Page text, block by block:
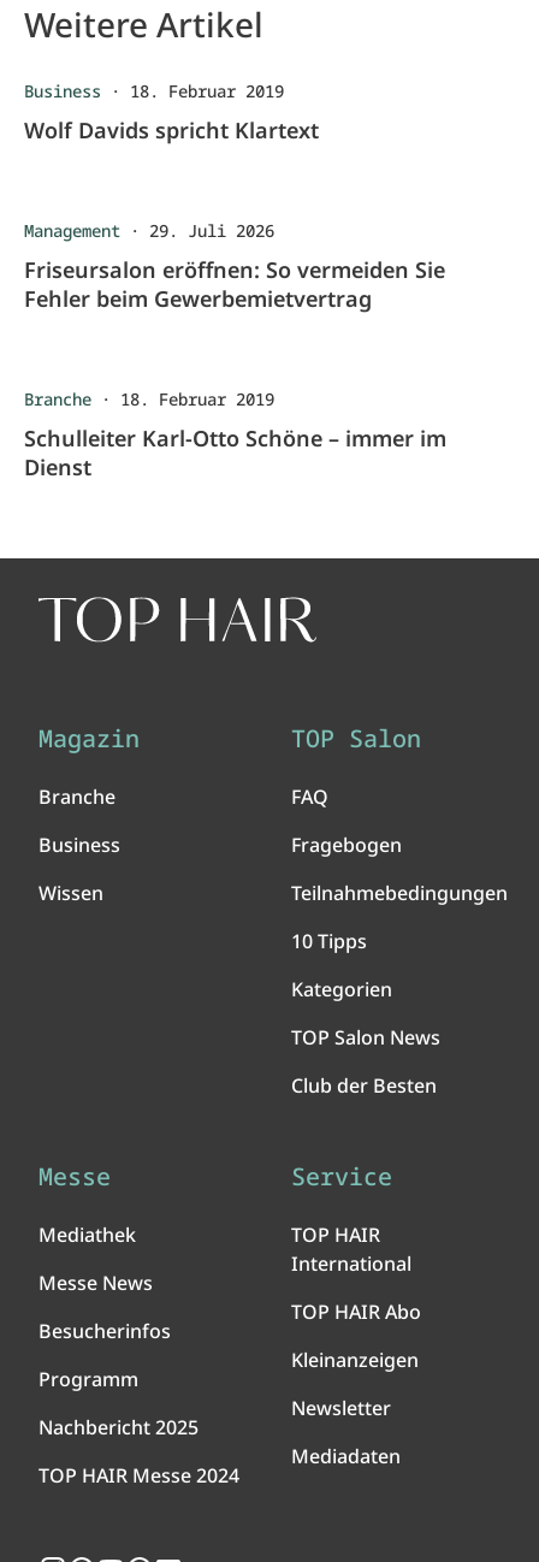
Weitere Artikel
Business · 18. Februar 2019
Wolf Davids spricht Klartext
Management · 29. Juli 2026
Friseursalon eröffnen: So vermeiden Sie
Fehler beim Gewerbemietvertrag
Branche · 18. Februar 2019
Schulleiter Karl-Otto Schöne – immer im
Dienst
Magazin
Branche
Business
Wissen
TOP Salon
FAQ
Fragebogen
Teilnahmebedingungen
10 Tipps
Kategorien
TOP Salon News
Club der Besten
Messe
Mediathek
Messe News
Besucherinfos
Programm
Nachbericht 2025
TOP HAIR Messe 2024
Service
TOP HAIR
International
TOP HAIR Abo
Kleinanzeigen
Newsletter
Mediadaten